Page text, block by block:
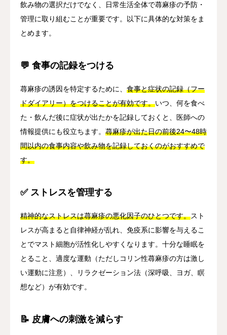
飲み物の選択だけでなく、日常生活全体で蕁麻疹の予防・
管理に取り組むことが重要です。以下に具体的な対策をま
とめます。
💬 食事の記録をつける
蕁麻疹の誘因を特定するために、 食事と症状の記録（フー
ドダイアリー）をつけることが有効です。いつ、何を食べ
た・飲んだ後に症状が出たかを記録しておくと、医師への
情報提供にも役立ちます。 蕁麻疹が出た日の前後24〜48時
間以内の食事内容や飲み物を記録しておくのがおすすめで
す。
✅ ストレスを管理する
精神的なストレスは蕁麻疹の悪化因子のひとつです。スト
レスが高まると自律神経が乱れ、免疫系に影響を与えるこ
とでマスト細胞が活性化しやすくなります。十分な睡眠を
とること、適度な運動（ただしコリン性蕁麻疹の方は激し
い運動に注意）、リラクゼーション法（深呼吸、ヨガ、瞑
想など）が有効です。
📝 皮膚への刺激を減らす